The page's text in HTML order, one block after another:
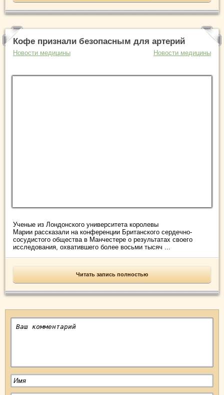
Кофе признали безопасным для артерий
Новости медицины Новости медицины
Ученые из Лондонского университета королевы
Марии рассказали на конференции Британского сердечно-
сосудистого общества в Манчестере о результатах своего
исследования, охватившего более восьми тысяч ...
Читать запись полностью